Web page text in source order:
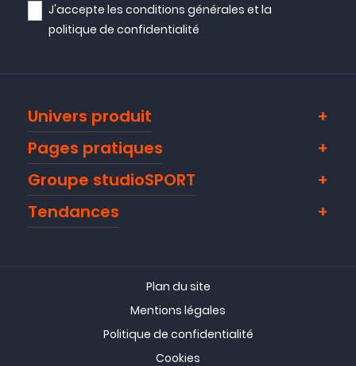
J'accepte lesconditions générales et la
politique de confidentialité
Univers produit
Pages pratiques
Groupe studioSPORT
Tendances
Plan du site
Mentions légales
Politique de confidentialité
Cookies